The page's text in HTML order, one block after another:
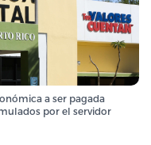
a ser pagada
por el servidor